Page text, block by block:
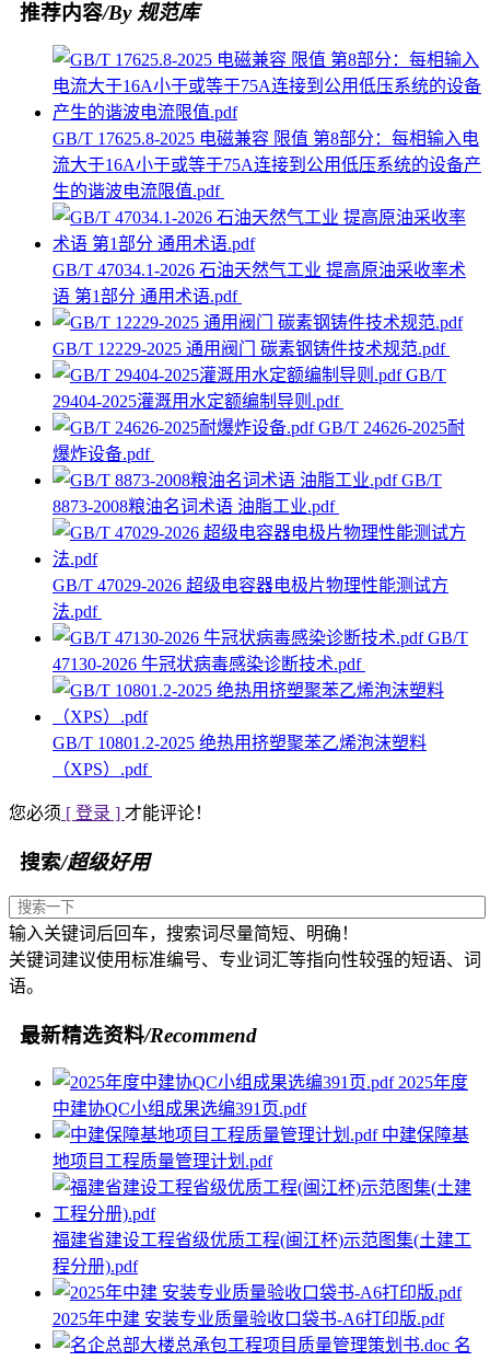
推荐内容/By 规范库
GB/T 17625.8-2025 电磁兼容 限值 第8部分：每相输入电
流大于16A小于或等于75A连接到公用低压系统的设备产
生的谐波电流限值.pdf
GB/T 47034.1-2026 石油天然气工业 提高原油采收率术
语 第1部分 通用术语.pdf
GB/T 12229-2025 通用阀门 碳素钢铸件技术规范.pdf
GB/T
29404-2025灌溉用水定额编制导则.pdf
GB/T 24626-2025耐
爆炸设备.pdf
GB/T
8873-2008粮油名词术语 油脂工业.pdf
GB/T 47029-2026 超级电容器电极片物理性能测试方
法.pdf
GB/T
47130-2026 牛冠状病毒感染诊断技术.pdf
GB/T 10801.2-2025 绝热用挤塑聚苯乙烯泡沫塑料
（XPS）.pdf
您必须 [ 登录 ] 才能评论！
搜索/超级好用
输入关键词后回车，搜索词尽量简短、明确！
关键词建议使用标准编号、专业词汇等指向性较强的短语、词
语。
最新精选资料/Recommend
2025年度
中建协QC小组成果选编391页.pdf
中建保障基
地项目工程质量管理计划.pdf
福建省建设工程省级优质工程(闽江杯)示范图集(土建工
程分册).pdf
2025年中建 安装专业质量验收口袋书-A6打印版.pdf
名